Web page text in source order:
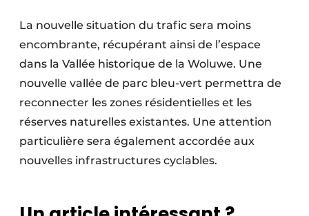
La nouvelle situation du trafic sera moins
encombrante, récupérant ainsi de l’espace
dans la Vallée historique de la Woluwe. Une
nouvelle vallée de parc bleu-vert permettra de
reconnecter les zones résidentielles et les
réserves naturelles existantes. Une attention
particulière sera également accordée aux
nouvelles infrastructures cyclables.